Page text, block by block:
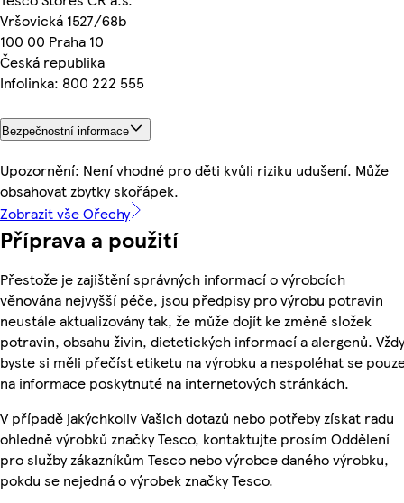
Vršovická 1527/68b
100 00 Praha 10
Česká republika
Infolinka: 800 222 555
Bezpečnostní informace
Upozornění: Není vhodné pro děti kvůli riziku udušení. Může
obsahovat zbytky skořápek.
Zobrazit vše Ořechy
Příprava a použití
Přestože je zajištění správných informací o výrobcích
věnována nejvyšší péče, jsou předpisy pro výrobu potravin
neustále aktualizovány tak, že může dojít ke změně složek
potravin, obsahu živin, dietetických informací a alergenů. Vždy
byste si měli přečíst etiketu na výrobku a nespoléhat se
na informace poskytnuté na internetových stránkách.
V případě jakýchkoliv Vašich dotazů nebo potřeby získat radu
ohledně výrobků značky Tesco, kontaktujte prosím Oddělení
pro služby zákazníkům Tesco nebo výrobce daného výrobku,
pokdu se nejedná o výrobek značky Tesco.